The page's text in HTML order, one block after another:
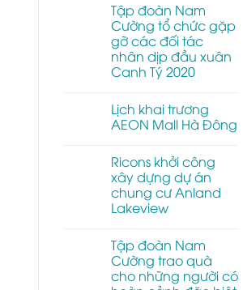
Tập đoàn Nam
Cường tổ chức gặp
gỡ các đối tác
nhân dịp đầu xuân
Canh Tý 2020
bình
luận
ở
Nam
Cường
tổ
chức
gặp
gỡ
tác
nhân
dịp
đầu
Lịch khai trương
AEON Mall Hà Đông
bình
luận
ở
Lịch
khai
trương
Hà
Đông
Ricons khởi công
xây dựng dự án
chung cư Anland
Lakeview
bình
luận
ở
Ricons
khởi
Tập đoàn Nam
Cường trao quà
cho những người có